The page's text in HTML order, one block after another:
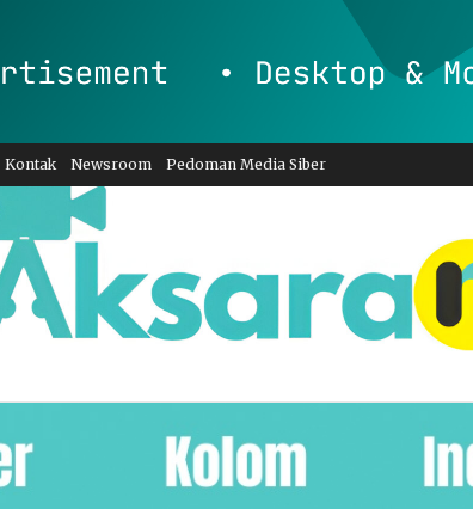
Kontak Newsroom Pedoman Media Siber